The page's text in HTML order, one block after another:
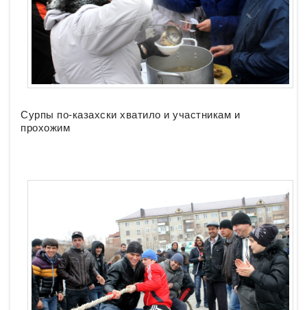
Сурпы по-казахски хватило и участникам и
прохожим